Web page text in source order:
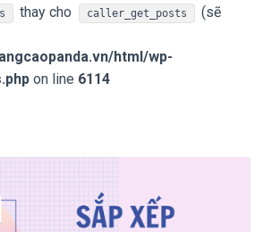
thay cho caller_get_posts
(sẽ
html/wp-
on line 6114